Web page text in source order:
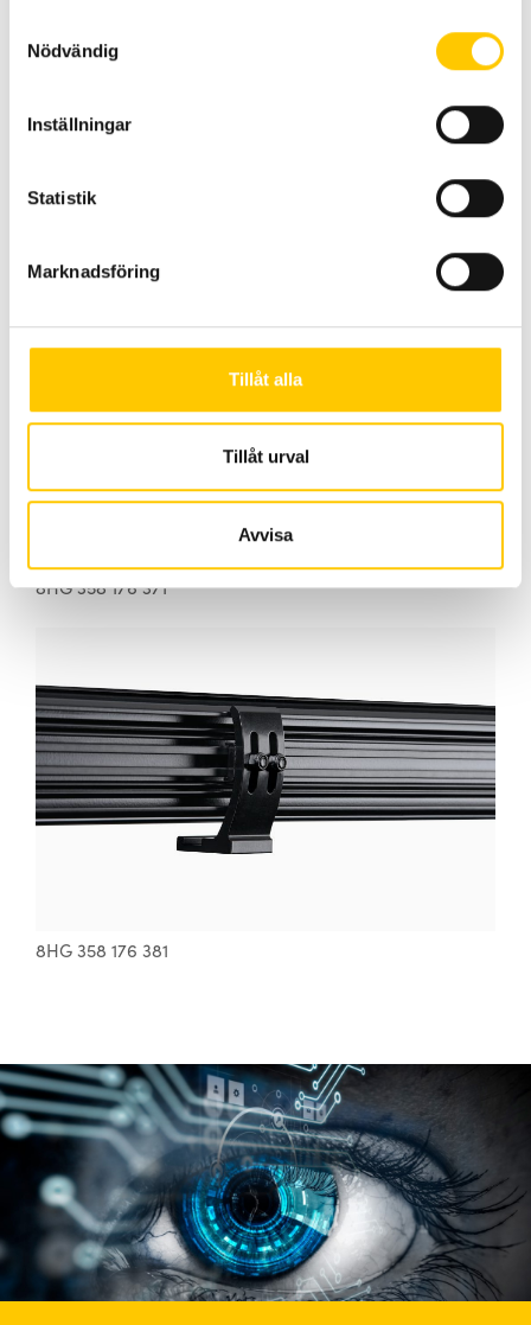
Nödvändig
Inställningar
Statistik
Marknadsföring
Tillåt alla
Tillåt urval
Avvisa
8HG 358 176 371
8HG 358 176 381